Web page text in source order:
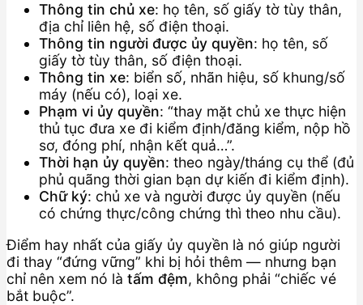
Thông tin chủ xe: họ tên, số giấy tờ tùy thân,
địa chỉ liên hệ, số điện thoại.
Thông tin người được ủy quyền: họ tên, số
giấy tờ tùy thân, số điện thoại.
Thông tin xe: biển số, nhãn hiệu, số khung/số
máy (nếu có), loại xe.
Phạm vi ủy quyền: “thay mặt chủ xe thực hiện
thủ tục đưa xe đi kiểm định/đăng kiểm, nộp hồ
sơ, đóng phí, nhận kết quả…”.
Thời hạn ủy quyền: theo ngày/tháng cụ thể (đủ
phủ quãng thời gian bạn dự kiến đi kiểm định).
Chữ ký: chủ xe và người được ủy quyền (nếu
có chứng thực/công chứng thì theo nhu cầu).
Điểm hay nhất của giấy ủy quyền là nó giúp người
đi thay “đứng vững” khi bị hỏi thêm — nhưng bạn
chỉ nên xem nó là tấm đệm, không phải “chiếc vé
bắt buộc”.